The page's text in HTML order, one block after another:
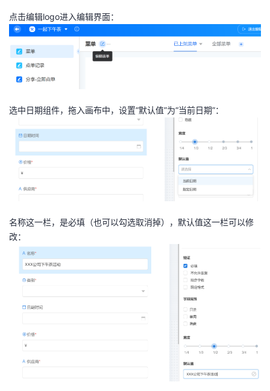
点击编辑logo进入编辑界面：
选中日期组件，拖入画布中，设置“默认值”为“当前日期”：
名称这一栏，是必填（也可以勾选取消掉），默认值这一栏可以修
改：